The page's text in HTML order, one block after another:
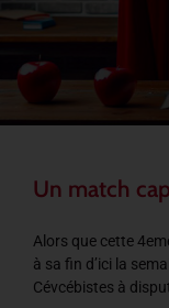
Un match
Alors que cette
à sa fin d’ici la
Cévcébistes à